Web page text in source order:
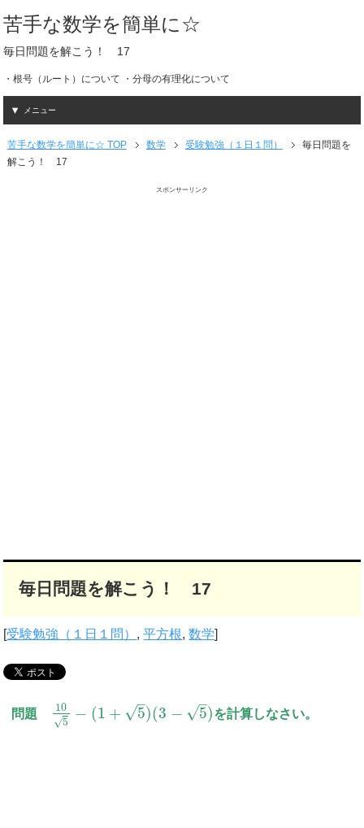
苦手な数学を簡単に☆
毎日問題を解こう！ 17
・根号（ルート）について ・分母の有理化について
メニュー
苦手な数学を簡単に☆ TOP 数学 受験勉強（１日１問）
毎日問題を
解こう！ 17
スポンサーリンク
毎日問題を解こう！ 17
[受験勉強（１日１問） ,平方根,数学]
問題
10
5
√
− (1 + 5
–
√ )(3 − 5
–
√ )を計算しなさい。